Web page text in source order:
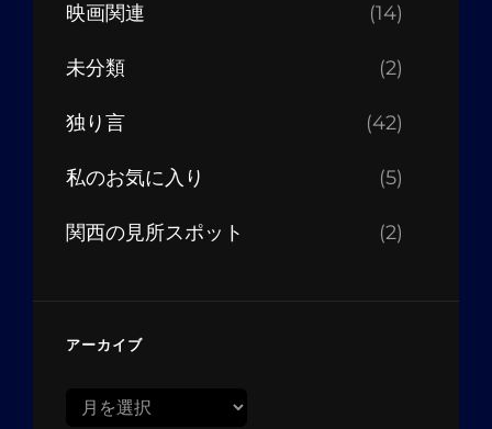
映画関連 (14)
未分類 (2)
独り言 (42)
私のお気に入り (5)
関西の見所スポット (2)
アーカイブ